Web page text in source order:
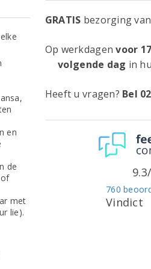
en
de
met
lie).
GRATIS bezorging
Op werkdagenvoor
volgende dag in
Heeft u vragen? Bel
Vindict
760